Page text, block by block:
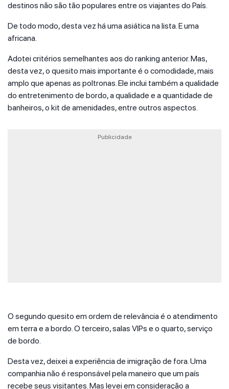
destinos não são tão populares entre os viajantes do País.
De todo modo, desta vez há uma asiática na lista. E uma
africana.
Adotei critérios semelhantes aos do ranking anterior. Mas,
desta vez, o quesito mais importante é o comodidade, mais
amplo que apenas as poltronas. Ele inclui também a qualidade
do entretenimento de bordo, a qualidade e a quantidade de
banheiros, o kit de amenidades, entre outros aspectos.
Publicidade
O segundo quesito em ordem de relevância é o atendimento
em terra e a bordo. O terceiro, salas VIPs e o quarto, serviço
de bordo.
Desta vez, deixei a experiência de imigração de fora. Uma
companhia não é responsável pela maneiro que um país
recebe seus visitantes. Mas levei em consideração a